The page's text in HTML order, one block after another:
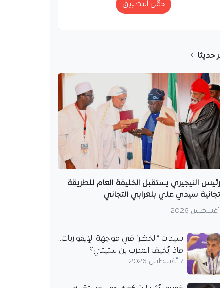
حمّل التطبيق
حديثا
النيجيري يستقبل الخليفة العام للطريقة
سيدي علي بلعرابي التجاني
سيدات “الخضر” في مواجهة الإيفواريات..
ماذا يُخيف المدرب بن ستيتي؟
7 أغسطس 2026